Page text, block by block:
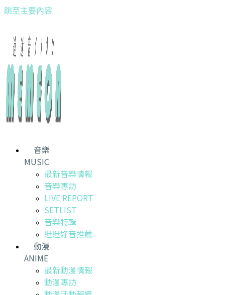
跳至主要內容
音樂
MUSIC
最新音樂情報
音樂專訪
LIVE REPORT
SETLIST
音樂特輯
迷迷好音推薦
動漫
ANIME
最新動漫情報
動漫專訪